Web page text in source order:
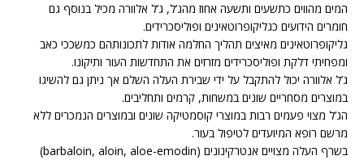
המים מהווים כתשעים ותשעה אחוז מהג’ל, ג’ל אלוורה מכיל בנוסף גם
חומרים הידועים כגליקופרוטאינים ופוליסכרידים.
גליקופרוטאינים מאיצים תהליך החלמה אודות לתכונותהם כמשככי כאב
ומפחיתי דלקת ופוליסכרידים מזרזים את התחדשות העור ותיקונו.
ג’ל אלוורה יכול להתקבל על ידי שבירת העלה השלם אך ניתן גם להשיגו
במוצרים מסחריים שונים במשחות, קרמים ותחליבים.
הג’ל מצוי פעמים רבות במוצרי קוסמטיקה שונים ובמוצרים הנמכרים ללא
מרשם רופא המיועדים לטיפול בעור.
בשרף העלה מצויים אנטרקינונים (barbaloin, aloin, aloe-emodin)